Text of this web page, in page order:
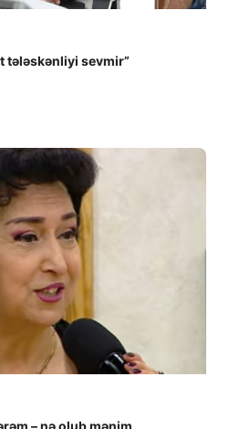
tələskənliyi sevmir”